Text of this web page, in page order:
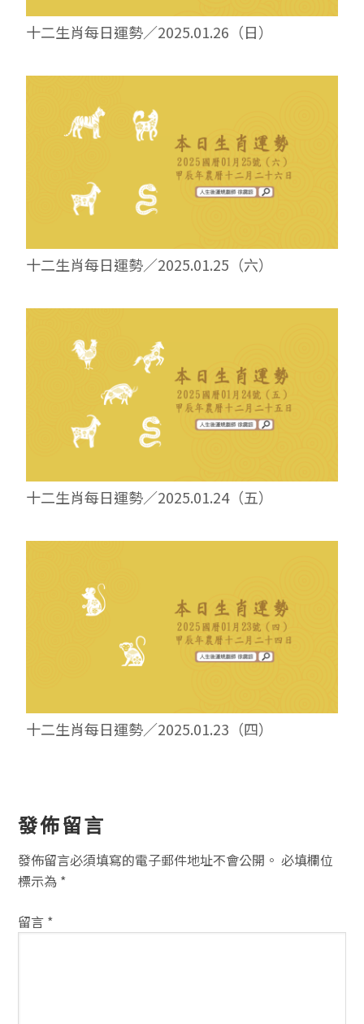
十二生肖每日運勢／2025.01.26（日）
十二生肖每日運勢／2025.01.25（六）
十二生肖每日運勢／2025.01.24（五）
十二生肖每日運勢／2025.01.23（四）
讀
者
互
動
方
發佈留言
發佈留言必須填寫的電子郵件地址不會公開。 必填欄位
標示為 *
留言 *